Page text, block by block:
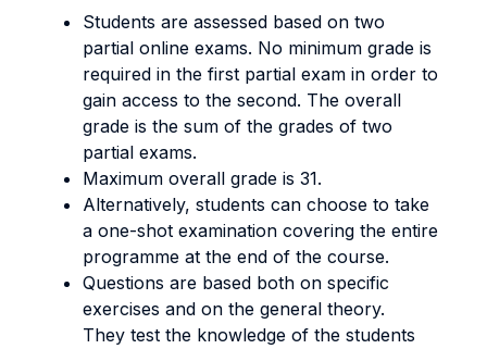
Students are assessed based on two
partial online exams. No minimum grade is
required in the first partial exam in order to
gain access to the second. The overall
grade is the sum of the grades of two
partial exams.
Maximum overall grade is 31.
Alternatively, students can choose to take
a one-shot examination covering the entire
programme at the end of the course.
Questions are based both on specific
exercises and on the general theory.
They test the knowledge of the students